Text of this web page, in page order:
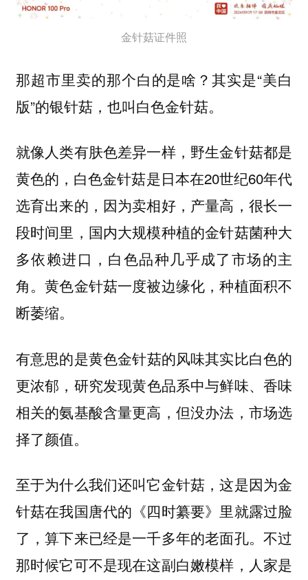
金针菇证件照
那超市里卖的那个白的是啥？其实是“美白
版”的银针菇，也叫白色金针菇。
就像人类有肤色差异一样，野生金针菇都是
黄色的，白色金针菇是日本在20世纪60年代
选育出来的，因为卖相好，产量高，很长一
段时间里，国内大规模种植的金针菇菌种大
多依赖进口，白色品种几乎成了市场的主
角。黄色金针菇一度被边缘化，种植面积不
断萎缩。
有意思的是黄色金针菇的风味其实比白色的
更浓郁 ，研究发现黄色品系中与鲜味、香味
相关的氨基酸含量更高，但没办法，市场选
择了颜值。
至于为什么我们还叫它金针菇，这是因为金
针菇在我国唐代的《四时纂要》里就露过脸
了，算下来已经是一千多年的老面孔。不过
那时候它可不是现在这副白嫩模样，人家是